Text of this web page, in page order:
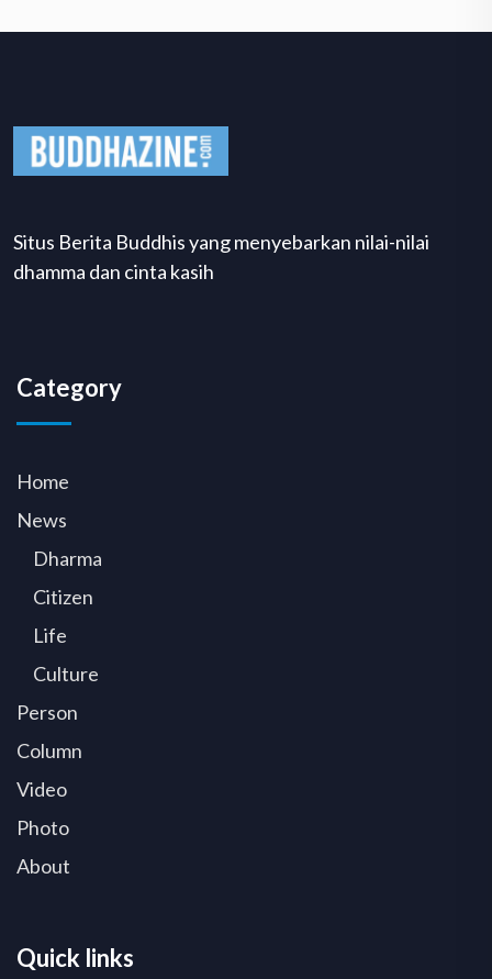
Situs Berita Buddhis yang menyebarkan nilai-nilai
dhamma dan cinta kasih
Category
Home
News
Dharma
Citizen
Life
Culture
Person
Column
Video
Photo
About
Quick links